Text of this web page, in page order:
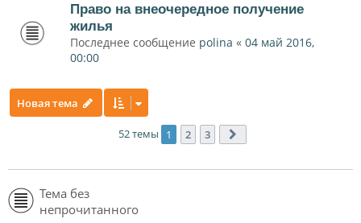
Право на внеочередное получение
жилья
Последнее сообщение polina « 04 май 2016,
00:00
Новая тема
52 темы 1 2 3
Тема без
непрочитанного